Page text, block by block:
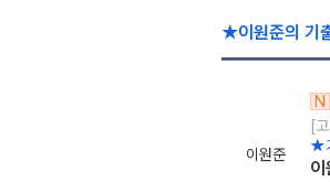
★이원준의 기
이원준
N
[
★